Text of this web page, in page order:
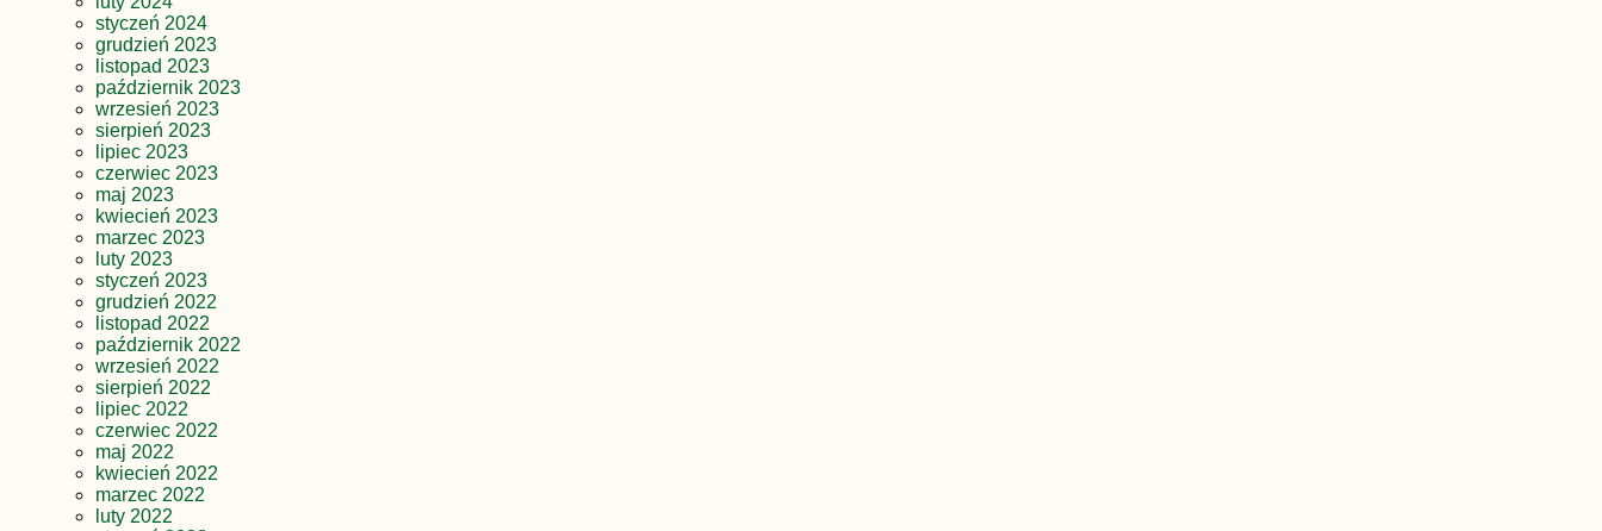
styczeń 2024
grudzień 2023
listopad 2023
październik 2023
wrzesień 2023
sierpień 2023
lipiec 2023
czerwiec 2023
maj 2023
kwiecień 2023
marzec 2023
luty 2023
styczeń 2023
grudzień 2022
listopad 2022
październik 2022
wrzesień 2022
sierpień 2022
lipiec 2022
czerwiec 2022
maj 2022
kwiecień 2022
marzec 2022
luty 2022